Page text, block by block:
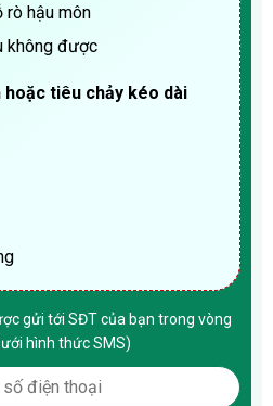
hậu môn
không được
hoặc tiêu chảy kéo dài
gửi tới SĐT của bạn trong vòng
hình thức SMS)